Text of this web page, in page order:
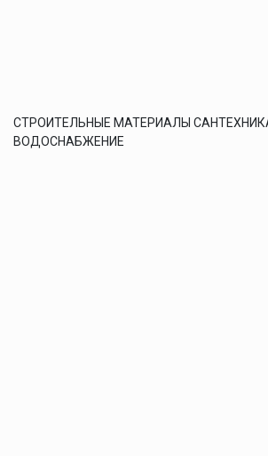
СТРОИТЕЛЬНЫЕ МАТЕРИАЛЫ
ВОДОСНАБЖЕНИЕ